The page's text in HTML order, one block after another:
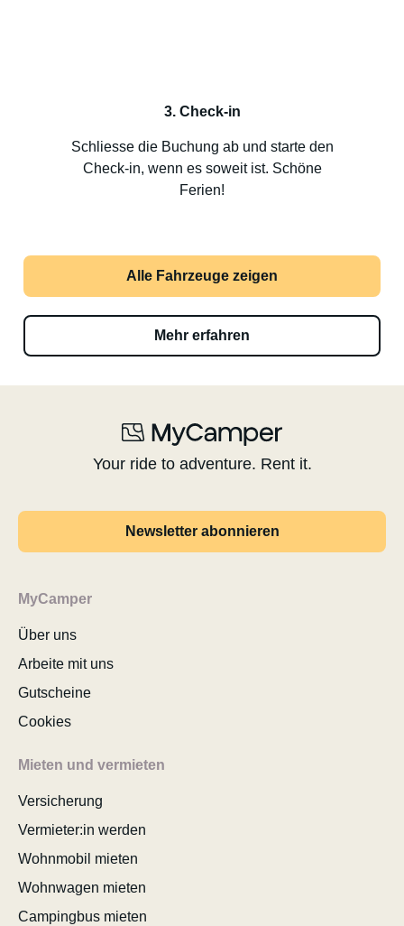
3. Check-in
Schliesse die Buchung ab und starte den
Check-in, wenn es soweit ist. Schöne
Ferien!
Alle Fahrzeuge zeigen
Mehr erfahren
Your ride to adventure. Rent it.
Newsletter abonnieren
MyCamper
Über uns
Arbeite mit uns
Gutscheine
Cookies
Mieten und vermieten
Versicherung
Vermieter:in werden
Wohnmobil mieten
Wohnwagen mieten
Campingbus mieten